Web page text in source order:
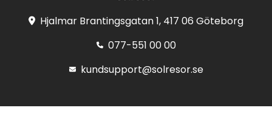
Hjalmar Brantingsgatan 1, 417 06 Göteborg
077-551 00 00
kundsupport@solresor.se